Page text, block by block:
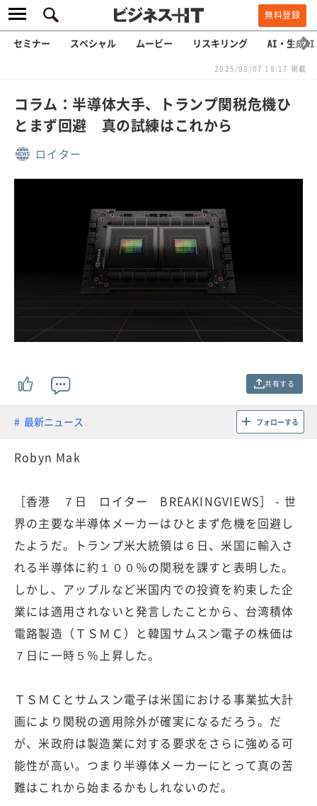
無料登録
セミナー スペシャル ムービー リスキリング AI・生成AI
2025/08/07 18:17 掲載
コラム：半導体大手、トランプ関税危機ひ
とまず回避 真の試練はこれから
ロイター
共有する
最新ニュース フォローする
Robyn Mak
［香港 ７日 ロイター BREAKINGVIEWS］ - 世
界の主要な半導体メーカーはひとまず危機を回避し
たようだ。トランプ米大統領は６日、米国に輸入さ
れる半導体に約１００％の関税を課すと表明した。
しかし、アップルなど米国内での投資を約束した企
業には適用されないと発言したことから、台湾積体
電路製造（ＴＳＭＣ）と韓国サムスン電子の株価は
７日に一時５％上昇した。
ＴＳＭＣとサムスン電子は米国における事業拡大計
画により関税の適用除外が確実になるだろう。だ
が、米政府は製造業に対する要求をさらに強める可
能性が高い。つまり半導体メーカーにとって真の苦
難はこれから始まるかもしれないのだ。